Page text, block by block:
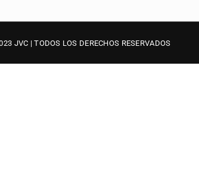
JVC | TODOS LOS DERECHOS RESERVADOS